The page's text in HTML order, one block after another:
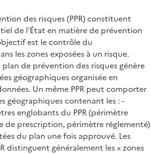
des risques (PPR) constituent
de l'État en matière de prévention
est le contrôle du
les zones exposées à un risque.
de prévention des risques génère
géographiques organisée en
Un même PPR peut comporter
géographiques contenant les : -
englobants du PPR (périmètre
de prescription, périmètre réglementé)
du plan une fois approuvé. Les
distinguent généralement les « zones